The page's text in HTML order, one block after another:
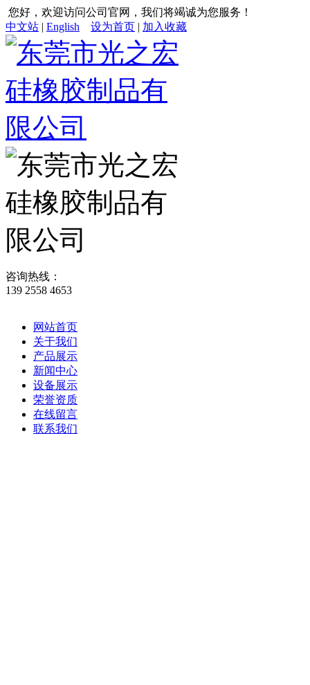
您好，欢迎访问公司官网，我们将竭诚为您服务！
中文站 | English 设为首页 | 加入收藏
咨询热线：
139 2558 4653
网站首页
关于我们
产品展示
新闻中心
设备展示
荣誉资质
在线留言
联系我们